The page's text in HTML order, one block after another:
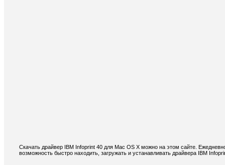
Скачать драйвер IBM Infoprint 40 для Mac OS X можно на этом сайте.
возможность быстро находить, загружать и устанавливать драйвера IBM